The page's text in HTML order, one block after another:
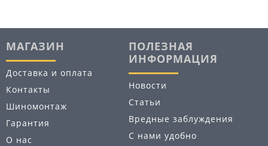
МАГАЗИН
Доставка и оплата
Контакты
Шиномонтаж
Гарантия
О нас
ПОЛЕЗНАЯ
ИНФОРМАЦИЯ
Новости
Статьи
Вредные заблуждения
С нами удобно